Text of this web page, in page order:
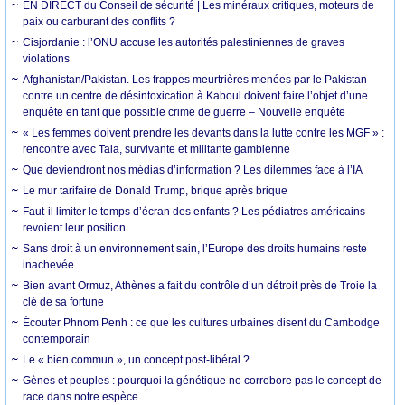
EN DIRECT du Conseil de sécurité | Les minéraux critiques, moteurs de
paix ou carburant des conflits ?
Cisjordanie : l’ONU accuse les autorités palestiniennes de graves
violations
Afghanistan/Pakistan. Les frappes meurtrières menées par le Pakistan
contre un centre de désintoxication à Kaboul doivent faire l’objet d’une
enquête en tant que possible crime de guerre – Nouvelle enquête
« Les femmes doivent prendre les devants dans la lutte contre les MGF » :
rencontre avec Tala, survivante et militante gambienne
Que deviendront nos médias d’information ? Les dilemmes face à l’IA
Le mur tarifaire de Donald Trump, brique après brique
Faut-il limiter le temps d’écran des enfants ? Les pédiatres américains
revoient leur position
Sans droit à un environnement sain, l’Europe des droits humains reste
inachevée
Bien avant Ormuz, Athènes a fait du contrôle d’un détroit près de Troie la
clé de sa fortune
Écouter Phnom Penh : ce que les cultures urbaines disent du Cambodge
contemporain
Le « bien commun », un concept post-libéral ?
Gènes et peuples : pourquoi la génétique ne corrobore pas le concept de
race dans notre espèce